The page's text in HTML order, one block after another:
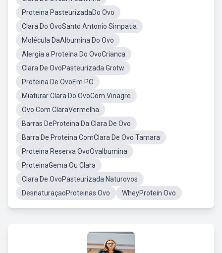
Proteina PasteurizadaDo Ovo
Clara Do OvoSanto Antonio Simpatia
Molécula DaAlbumina Do Ovo
Alergia a Proteina Do OvoCrianca
Clara De OvoPasteurizada Grotw
Proteina De OvoEm PO
Miaturar Clara Do OvoCom Vinagre
Ovo Com ClaraVermelha
Barras DeProteina Da Clara De Ovo
Barra De Proteina ComClara De Ovo Tamara
Proteina Reserva OvoOvalbumina
ProteinaGema Ou Clara
Clara De OvoPasteurizada Naturovos
DesnaturaçaoProteinas Ovo
WheyProtein Ovo